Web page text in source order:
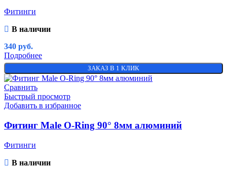
Фитинги
В наличии
340 руб.
Подробнее
ЗАКАЗ В 1 КЛИК
Сравнить
Быстрый просмотр
Добавить в избранное
Фитинг Male O-Ring 90° 8мм алюминий
Фитинги
В наличии